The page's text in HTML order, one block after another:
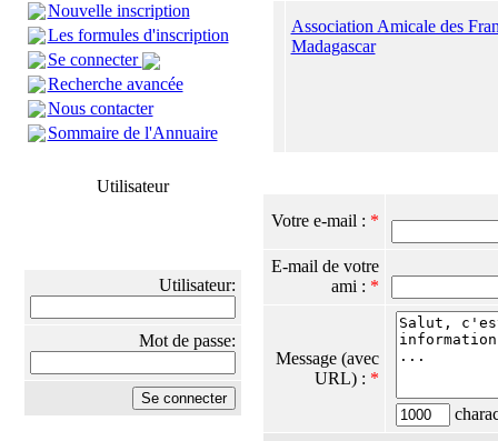
Nouvelle inscription
Les formules d'inscription
Se connecter
Recherche avancée
Nous contacter
Sommaire de l'Annuaire
Utilisateur
Utilisateur:
Mot de passe:
Association Amicale des
Madagascar
Votre e-mail : *
E-mail de votre
ami : *
Message (avec
URL) : *